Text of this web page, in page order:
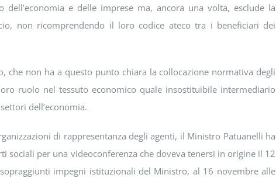
e delle imprese ma, ancora una volta, esclude la
non ricomprendendo il loro codice ateco tra i beneficiari dei
che non ha a questo punto chiara la collocazione normativa degli
ruolo nel tessuto economico quale insostituibile intermediario
dell’economia.
di rappresentanza degli agenti, il Ministro Patuanelli ha
sociali per una videoconferenza che doveva tenersi in origine il 12
impegni istituzionali del Ministro, al 16 novembre alle